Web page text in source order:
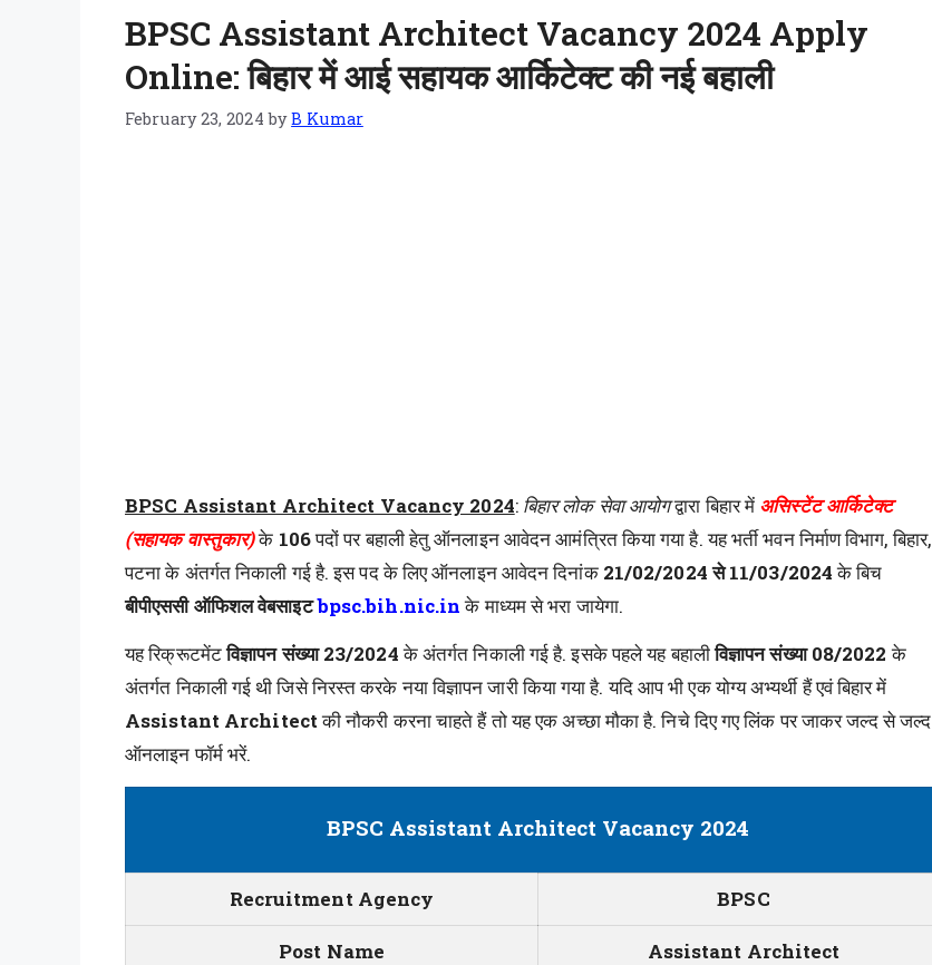
BPSC Assistant Architect Vacancy 2024 Apply
Online: बिहार में आई सहायक आर्किटेक्ट की नई बहाली
February 23, 2024 byB Kumar
BPSC Assistant Architect Vacancy 2024: बिहार लोक सेवा आयोगद्वारा बिहार में असिस्टेंट आर्किटेक्ट
(सहायक वास्तुकार)के 106पदों पर बहाली हेतु ऑनलाइन आवेदन आमंत्रित किया गया है. यह भर्ती भवन निर्माण विभाग, बिहार,
पटना के अंतर्गत निकाली गई है. इस पद के लिए ऑनलाइन आवेदन दिनांक 21/02/2024 से 11/03/2024के बिच
बीपीएससी ऑफिशल वेबसाइटbpsc.bih.nic.inके माध्यम से भरा जायेगा.
यह रिक्रूटमेंटविज्ञापन संख्या 23/2024के अंतर्गत निकाली गई है. इसके पहले यह बहालीविज्ञापन संख्या 08/2022 के
अंतर्गत निकाली गई थी जिसे निरस्त करके नया विज्ञापन जारी किया गया है. यदि आप भी एक योग्य अभ्यर्थी हैं एवं बिहार में
Assistant Architectकी नौकरी करना चाहते हैं तो यह एक अच्छा मौका है. निचे दिए गए लिंक पर जाकर जल्द से जल्द
ऑनलाइन फॉर्म भरें.
BPSC Assistant Architect Vacancy 2024
Recruitment Agency BPSC
Post Name Assistant Architect